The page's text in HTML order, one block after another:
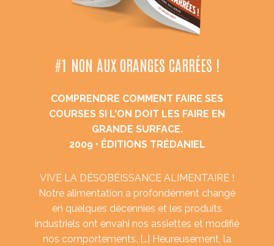
#1 NON AUX ORANGES CARRÉES !
COMPRENDRE COMMENT FAIRE SES
COURSES SI L'ON DOIT LES FAIRE EN
GRANDE SURFACE.
2009 • ÉDITIONS TRÉDANIEL
VIVE LA DÉSOBÉISSANCE ALIMENTAIRE !
Notre alimentation a profondément changé
en quelques décennies et les produits
industriels ont envahi nos assiettes et modifié
nos comportements. […] Heureusement, la